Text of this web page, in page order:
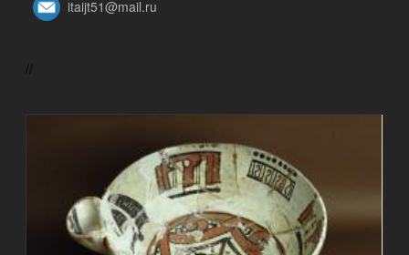
itaijt51@mail.ru
//